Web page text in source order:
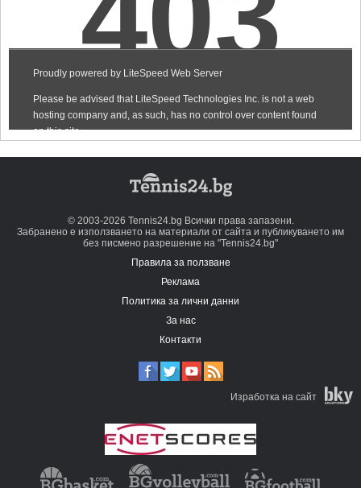
© 2003-2026 Tennis24.bg Всички права запазени.
Забранено е използването на материали от сайта и публикуването им
без писмено разрешение на "Tennis24.bg"
Правила за ползване
Реклама
Политика за лични данни
За нас
Контакти
Изработка на сайт